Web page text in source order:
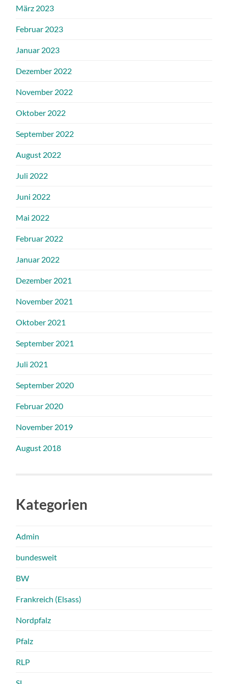
März 2023
Februar 2023
Januar 2023
Dezember 2022
November 2022
Oktober 2022
September 2022
August 2022
Juli 2022
Juni 2022
Mai 2022
Februar 2022
Januar 2022
Dezember 2021
November 2021
Oktober 2021
September 2021
Juli 2021
September 2020
Februar 2020
November 2019
August 2018
Kategorien
Admin
bundesweit
BW
Frankreich (Elsass)
Nordpfalz
Pfalz
RLP